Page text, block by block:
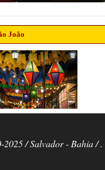
João
2025 / Salvador - Bahia /